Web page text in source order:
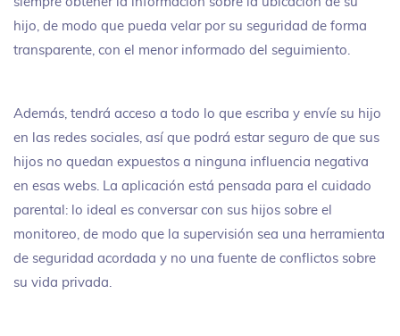
hijo, de modo que pueda velar por su seguridad de forma
transparente, con el menor informado del seguimiento.
Además, tendrá acceso a todo lo que escriba y envíe su hijo
en las redes sociales, así que podrá estar seguro de que sus
hijos no quedan expuestos a ninguna influencia negativa
en esas webs. La aplicación está pensada para el cuidado
parental: lo ideal es conversar con sus hijos sobre el
monitoreo, de modo que la supervisión sea una herramienta
de seguridad acordada y no una fuente de conflictos sobre
su vida privada.